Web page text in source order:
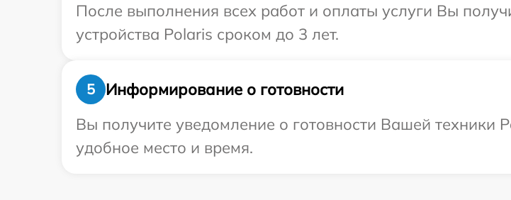
После выполнения всех работ и оплаты услуги Вы
устройства Polaris сроком до 3 лет.
5
Информирование о готовности
Вы получите уведомление о готовности Вашей техники
удобное место и время.